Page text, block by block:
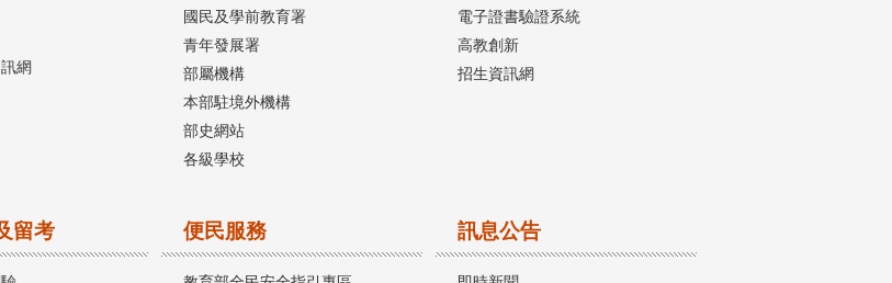
網
國民及學前教育署
青年發展署
部屬機構
本部駐境外機構
部史網站
各級學校
電子證書驗證系統
高教創新
招生資訊網
留考 便民服務 訊息公告